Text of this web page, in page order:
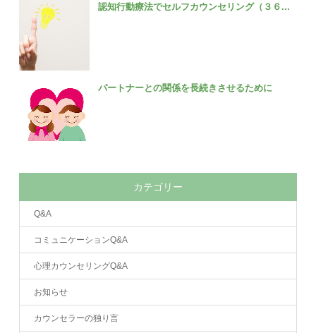
認知行動療法でセルフカウンセリング（３６...
パートナーとの関係を長続きさせるために
カテゴリー
Q&A
コミュニケーションQ&A
心理カウンセリングQ&A
お知らせ
カウンセラーの独り言